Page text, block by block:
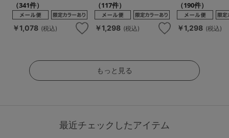
（341件）
￥1,078 (税込)
（117件）
￥1,298 (税込)
（190件）
￥1,298 (税込)
もっと見る
最近チェックしたアイテム